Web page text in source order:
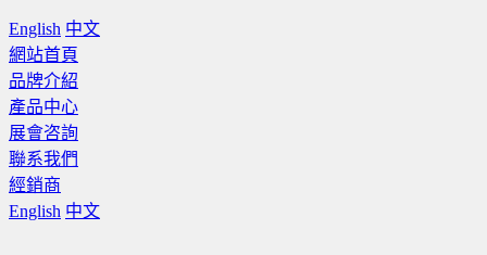
English 中文
網站首頁
品牌介紹
產品中心
展會咨詢
聯系我們
經銷商
English 中文